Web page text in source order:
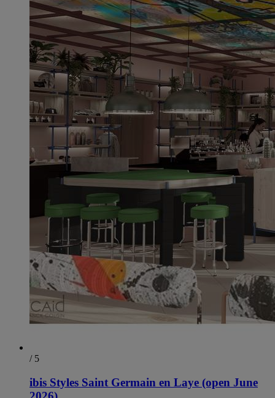
/ 5
ibis Styles Saint Germain en Laye (open June